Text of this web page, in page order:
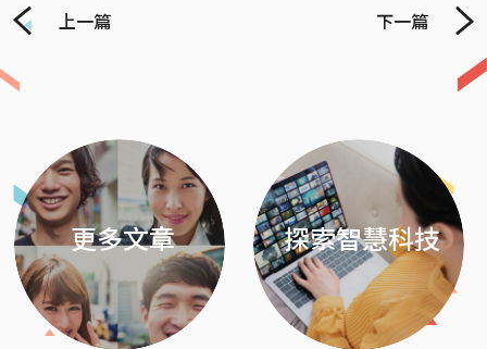
上一篇 下一篇
更多文章 探索智慧科技
Next